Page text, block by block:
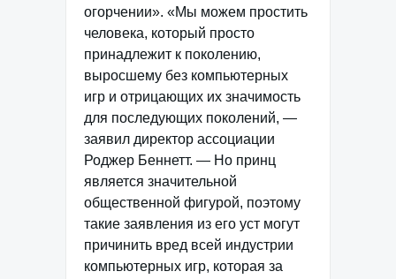
огорчении». «Мы можем простить
человека, который просто
принадлежит к поколению,
выросшему без компьютерных
игр и отрицающих их значимость
для последующих поколений, —
заявил директор ассоциации
Роджер Беннетт. — Но принц
является значительной
общественной фигурой, поэтому
такие заявления из его уст могут
причинить вред всей индустрии
компьютерных игр, которая за